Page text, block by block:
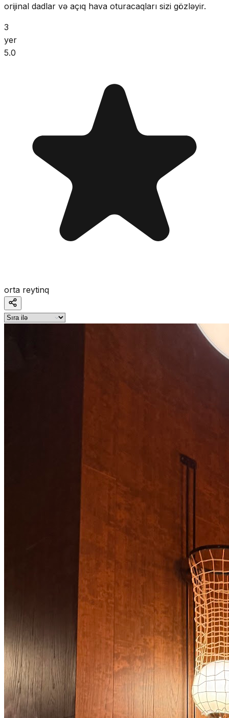
orijinal dadlar və açıq hava oturacaqları sizi gözləyir.
3
yer
5.0
orta reytinq